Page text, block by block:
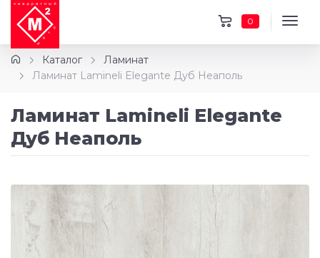
0
Каталог
Ламинат
Ламинат Lamineli Elegante Дуб Неаполь
Ламинат Lamineli Elegante
Дуб Неаполь